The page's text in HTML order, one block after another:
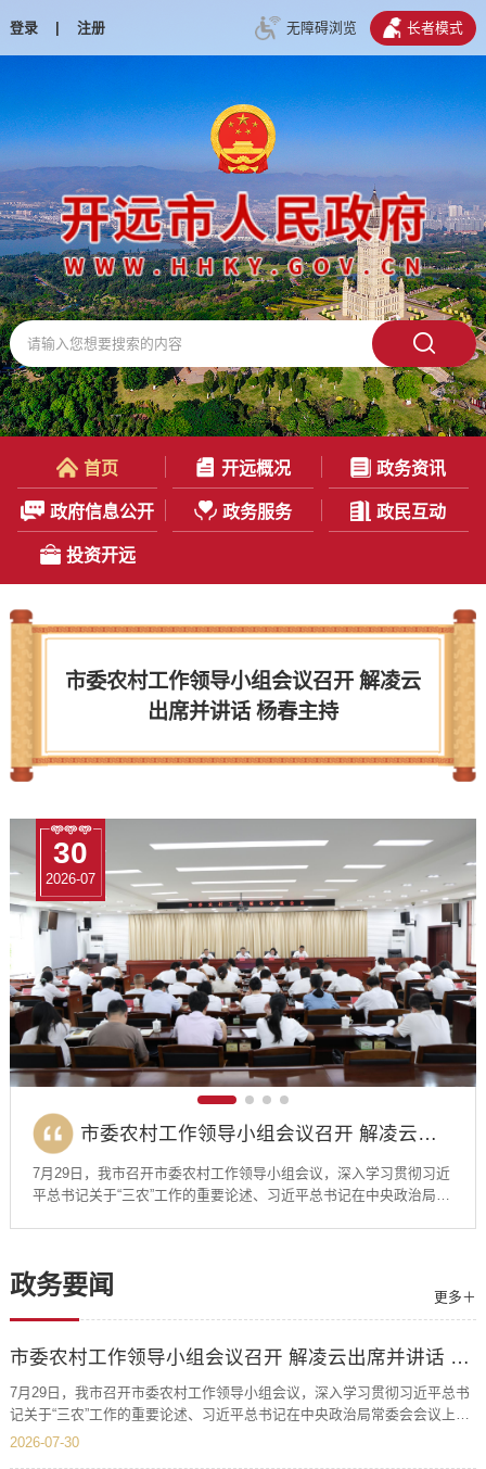
登录 | 注册 无障碍浏览 长者模式
首页 开远概况 政务资讯
政府信息公开 政务服务 政民互动
投资开远
市委农村工作领导小组会议召开 解凌云
出席并讲话 杨春主持
02
普传锋在讲授“七一”专题党课时强调：树立和践行正确政绩观 以高质量“三服务”工作 奋力谱写中国式现代化幸福开远实践崭新篇章
7月2日，市委副书记、市长普传锋以“七一砺初心，实干显担当——
以正确政绩观护航全市高质量发展”为题，为市政府办机关党支部党
“为民造福是最大的政绩”为履职标尺，把正确政绩观贯穿参谋辅政、
督查落实、统筹协调、日常运转全链...
30
2026-07
市委农村工作领导小组会议召开 解凌云出席并讲话 杨春主持
7月29日，我市召开市委农村工作领导小组会议，深入学习贯彻习近
平总书记关于“三农”工作的重要论述、习近平总书记在中央政治局常
工作走深走实。市委书记解凌云出席会议并讲话。市委副书记杨春
主持会议。解凌云指出，常态化帮扶不是弱化帮扶...
20
2026-07
解凌云普传锋带队督导检查地质灾害防治与防汛减灾工作时强调：织密筑牢防灾减灾安全防线 全力守护人民群众生命财产安全
7月19日，市委书记解凌云，市委副书记、市人民政府市长普传锋分
别带队实地督导检查地质灾害防治与防汛减灾工作。解凌云前往乐
入学习贯彻习近平总书记关于防灾减灾救灾的重要论述和对重庆彭
水县山体崩塌作出的重要指示精神，以“时时放心...
13
开远召开市委退役军人事务工作领导小组全体会议暨新一届全国双拥模范城创建动员部署会议
7月9日，开远召开市委退役军人事务工作领导小组全体会议暨新一
届全国双拥模范城创建动员部署会议，深入学习贯彻习近平强军思
仗坚实有力，双拥创建成果丰硕，尊崇优待氛围日益浓厚，退役军
人作用充分彰显，为持续深化新时代军地协作奠定了坚...
02
普传锋在讲授“七一”专题党课时强调：树立和践行正确政绩观 以高质量“三服务”工作 奋力谱写中国式现代化幸福开远实践崭新篇章
7月2日，市委副书记、市长普传锋以“七一砺初心，实干显担当——
以正确政绩观护航全市高质量发展”为题，为市政府办机关党支部党
“为民造福是最大的政绩”为履职标尺，把正确政绩观贯穿参谋辅政、
督查落实、统筹协调、日常运转全链...
30
市委农村工作领导小组会议召开 解凌云出席并讲话 杨春主持
7月29日，我市召开市委农村工作领导小组会议，深入学习贯彻习近
平总书记关于“三农”工作的重要论述、习近平总书记在中央政治局常
工作走深走实。市委书记解凌云出席会议并讲话。市委副书记杨春
主持会议。解凌云指出，常态化帮扶不是弱化帮扶...
政务要闻 更多＋
市委农村工作领导小组会议召开 解凌云出席并讲话 杨春主持
7月29日，我市召开市委农村工作领导小组会议，深入学习贯彻习近平总书
记关于“三农”工作的重要论述、习近平总书记在中央政治局常委会会议上的
重要讲话精神，认真落实全省推进常态化帮扶持续巩固拓展脱贫攻坚成果工
2026-07-30